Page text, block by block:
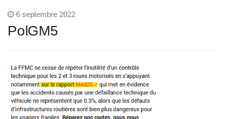
6 septembre 2022
PolGM5